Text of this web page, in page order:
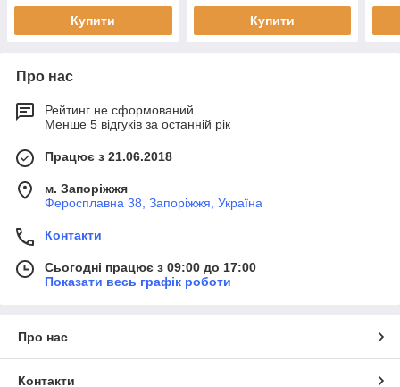
Купити Купити
Про нас
Рейтинг не сформований
Менше 5 відгуків за останній рік
Працює з 21.06.2018
м. Запоріжжя
Феросплавна 38, Запоріжжя, Україна
Контакти
Сьогодні працює з 09:00 до 17:00
Показати весь графік роботи
Про нас
Контакти